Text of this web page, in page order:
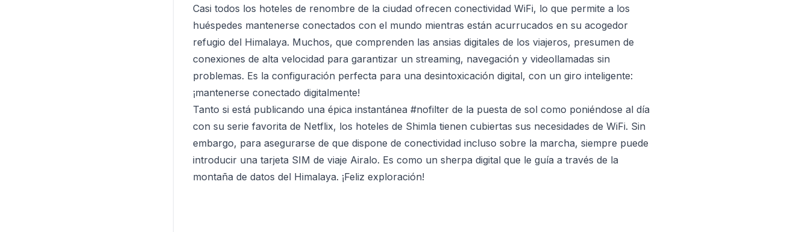
Casi todos los hoteles de renombre de la ciudad ofrecen conectividad WiFi, lo que permite a los
huéspedes mantenerse conectados con el mundo mientras están acurrucados en su acogedor
refugio del Himalaya. Muchos, que comprenden las ansias digitales de los viajeros, presumen de
conexiones de alta velocidad para garantizar un streaming, navegación y videollamadas sin
problemas. Es la configuración perfecta para una desintoxicación digital, con un giro inteligente:
¡mantenerse conectado digitalmente!
Tanto si está publicando una épica instantánea #nofilter de la puesta de sol como poniéndose al día
con su serie favorita de Netflix, los hoteles de Shimla tienen cubiertas sus necesidades de WiFi. Sin
embargo, para asegurarse de que dispone de conectividad incluso sobre la marcha, siempre puede
introducir una tarjeta SIM de viaje Airalo. Es como un sherpa digital que le guía a través de la
montaña de datos del Himalaya. ¡Feliz exploración!